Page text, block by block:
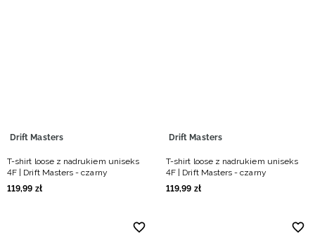
Drift Masters
T-shirt loose z nadrukiem uniseks
4F | Drift Masters - czarny
119,99 zł
Drift Masters
T-shirt loose z nadrukiem uniseks
4F | Drift Masters - czarny
119,99 zł